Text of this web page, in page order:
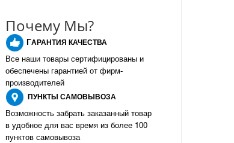
Почему Мы?
ГАРАНТИЯ КАЧЕСТВА
Все наши товары сертифицированы и
обеспечены гарантией от фирм-
производителей
ПУНКТЫ САМОВЫВОЗА
Возможность забрать заказанный товар
в удобное для вас время из более 100
пунктов самовывоза